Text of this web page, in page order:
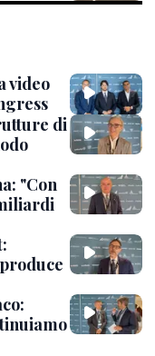
video
di
"Con